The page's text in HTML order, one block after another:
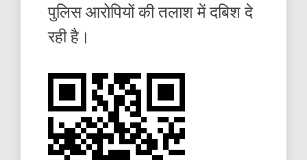
पुलिस आरोपियों की तलाश में दबिश दे
रही है।